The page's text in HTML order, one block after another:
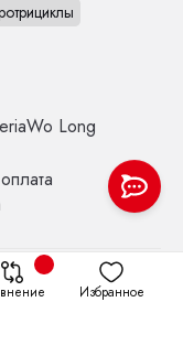
Избранное
Wo Long